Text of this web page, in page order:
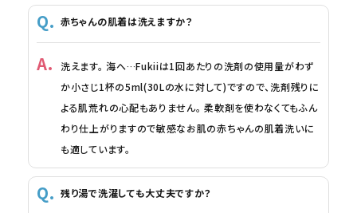
赤ちゃんの肌着は洗えますか？
洗えます。 海へ…Fukiiは1回あたりの洗剤の使用量がわず
か小さじ1杯の5ml(30Lの水に対して)ですので、洗剤残りに
よる肌荒れの心配もありません。 柔軟剤を使わなくてもふん
わり仕上がりますので敏感なお肌の赤ちゃんの肌着洗いに
も適しています。
残り湯で洗濯しても大丈夫ですか？